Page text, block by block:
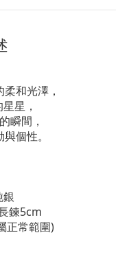
和光澤，
星，
瞬間，
個性。
銀
鍊5cm
正常範圍)